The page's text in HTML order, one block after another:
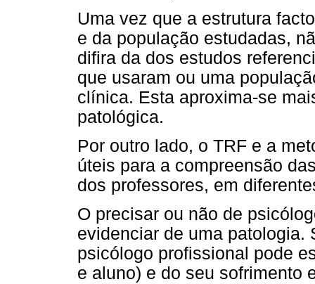
Uma vez que a estrutura
e da população estudadas,
difira da dos estudos
que usaram ou uma
clínica. Esta aproxima-se
patológica.
Por outro lado, o TRF e a
úteis para a compreensão
dos professores, em
O precisar ou não de
evidenciar de uma patologia.
psicólogo profissional pode
e aluno) e do seu sofrimento